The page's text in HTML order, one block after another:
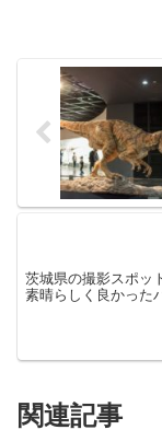
茨城県の撮影スポッ
素晴らしく良かった
関連記事